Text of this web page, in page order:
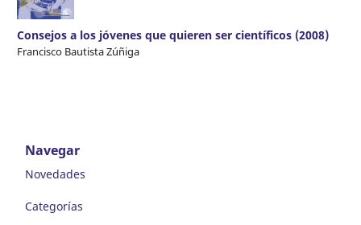
Consejos a los jóvenes que quieren ser científicos (2008)
Francisco Bautista Zúñiga
Navegar
Novedades
Categorías